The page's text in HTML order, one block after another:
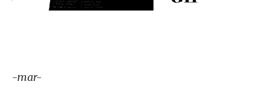
-mar-